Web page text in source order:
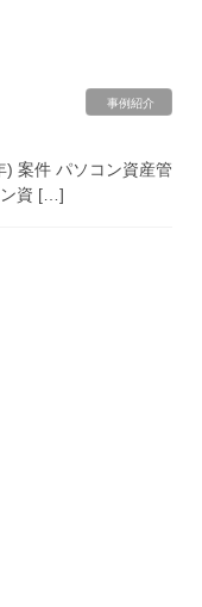
事例紹介
案件 パソコン資産管
ン資 […]